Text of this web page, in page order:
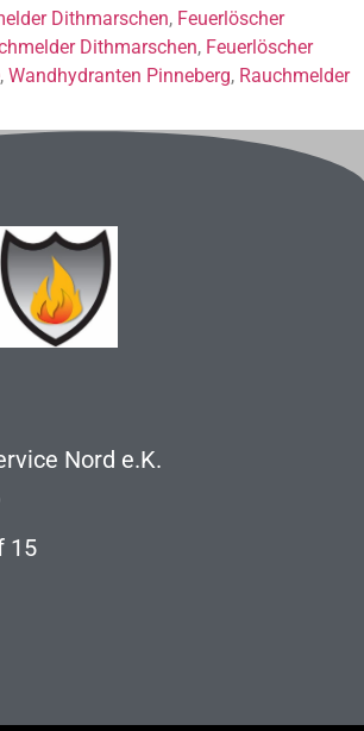
Dithmarschen, Feuerlöscher
Dithmarschen, Feuerlöscher
, Wandhydranten Pinneberg, Rauchmelder
Nord e.K.
15